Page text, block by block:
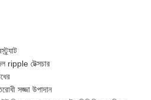
ripple টেক্সচার
সজ্জা উপাদান